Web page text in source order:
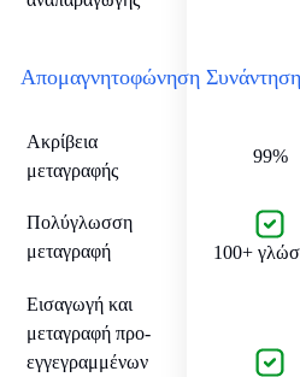
Απομαγνητοφώνηση
Ακρίβεια
μεταγραφής
99%
Πολύγλωσση
μεταγραφή
100+
Εισαγωγή και
μεταγραφή προ-
εγγεγραμμένων